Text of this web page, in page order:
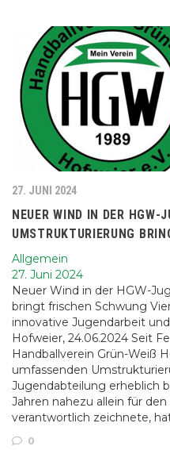
27. JUNI 2024
NEUER WIND IN DER HGW-
UMSTRUKTURIERUNG
Allgemein
27. Juni 2024
Neuer Wind in der HGW-
bringt frischen Schwung
innovative Jugendarbeit
Hofweier, 24.06.2024 Seit
Handballverein Grün-Weiß
umfassenden
Jugendabteilung erheblich
Jahren nahezu allein für
verantwortlich zeichnete,
0